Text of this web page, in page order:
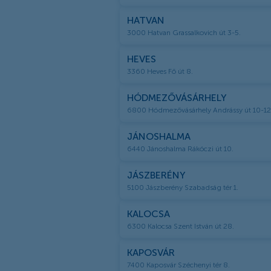
HATVAN
3000 Hatvan Grassalkovich út 3-5.
HEVES
3360 Heves Fő út 8.
HÓDMEZŐVÁSÁRHELY
6800 Hódmezővásárhely Andrássy út 10-
JÁNOSHALMA
6440 Jánoshalma Rákóczi út 10.
JÁSZBERÉNY
5100 Jászberény Szabadság tér 1.
KALOCSA
6300 Kalocsa Szent István út 28.
KAPOSVÁR
7400 Kaposvár Széchenyi tér 8.